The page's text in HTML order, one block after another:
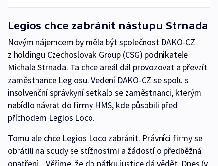
Legios chce zabránit nástupu Strnada
Novým nájemcem by měla být společnost DAKO-CZ
z holdingu Czechoslovak Group (CSG) podnikatele
Michala Strnada. Ta chce areál dál provozovat a převzít
zaměstnance Legiosu. Vedení DAKO-CZ se spolu s
insolvenční správkyní setkalo se zaměstnanci, kterým
nabídlo návrat do firmy HMS, kde působili před
příchodem Legios Loco.
Tomu ale chce Legios Loco zabránit. Právníci firmy se
obrátili na soudy se stížnostmi a žádostí o předběžná
opatření. „Věříme, že do pátku justice dá vědět. Dnes (v